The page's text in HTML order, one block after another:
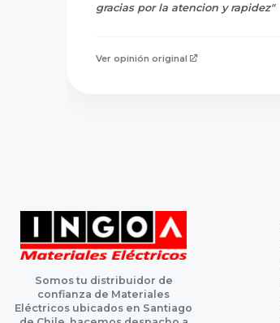
gracias por la atencion y rapidez"
Ver opinión original
Somos tu distribuidor de
confianza de Materiales
Eléctricos ubicados en Santiago